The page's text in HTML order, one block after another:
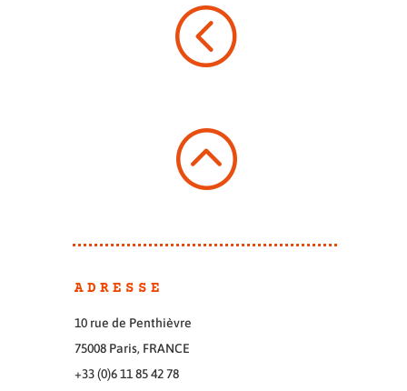
<
:
ADRESSE
10 rue de Penthièvre
75008 Paris, FRANCE
+33 (0)6 11 85 42 78